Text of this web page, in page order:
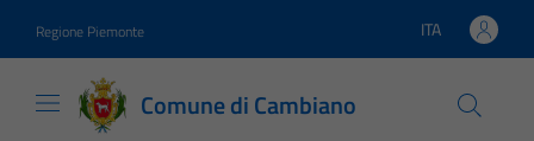
Regione Piemonte Lingua attiva:
ITA
Comune di Cambiano